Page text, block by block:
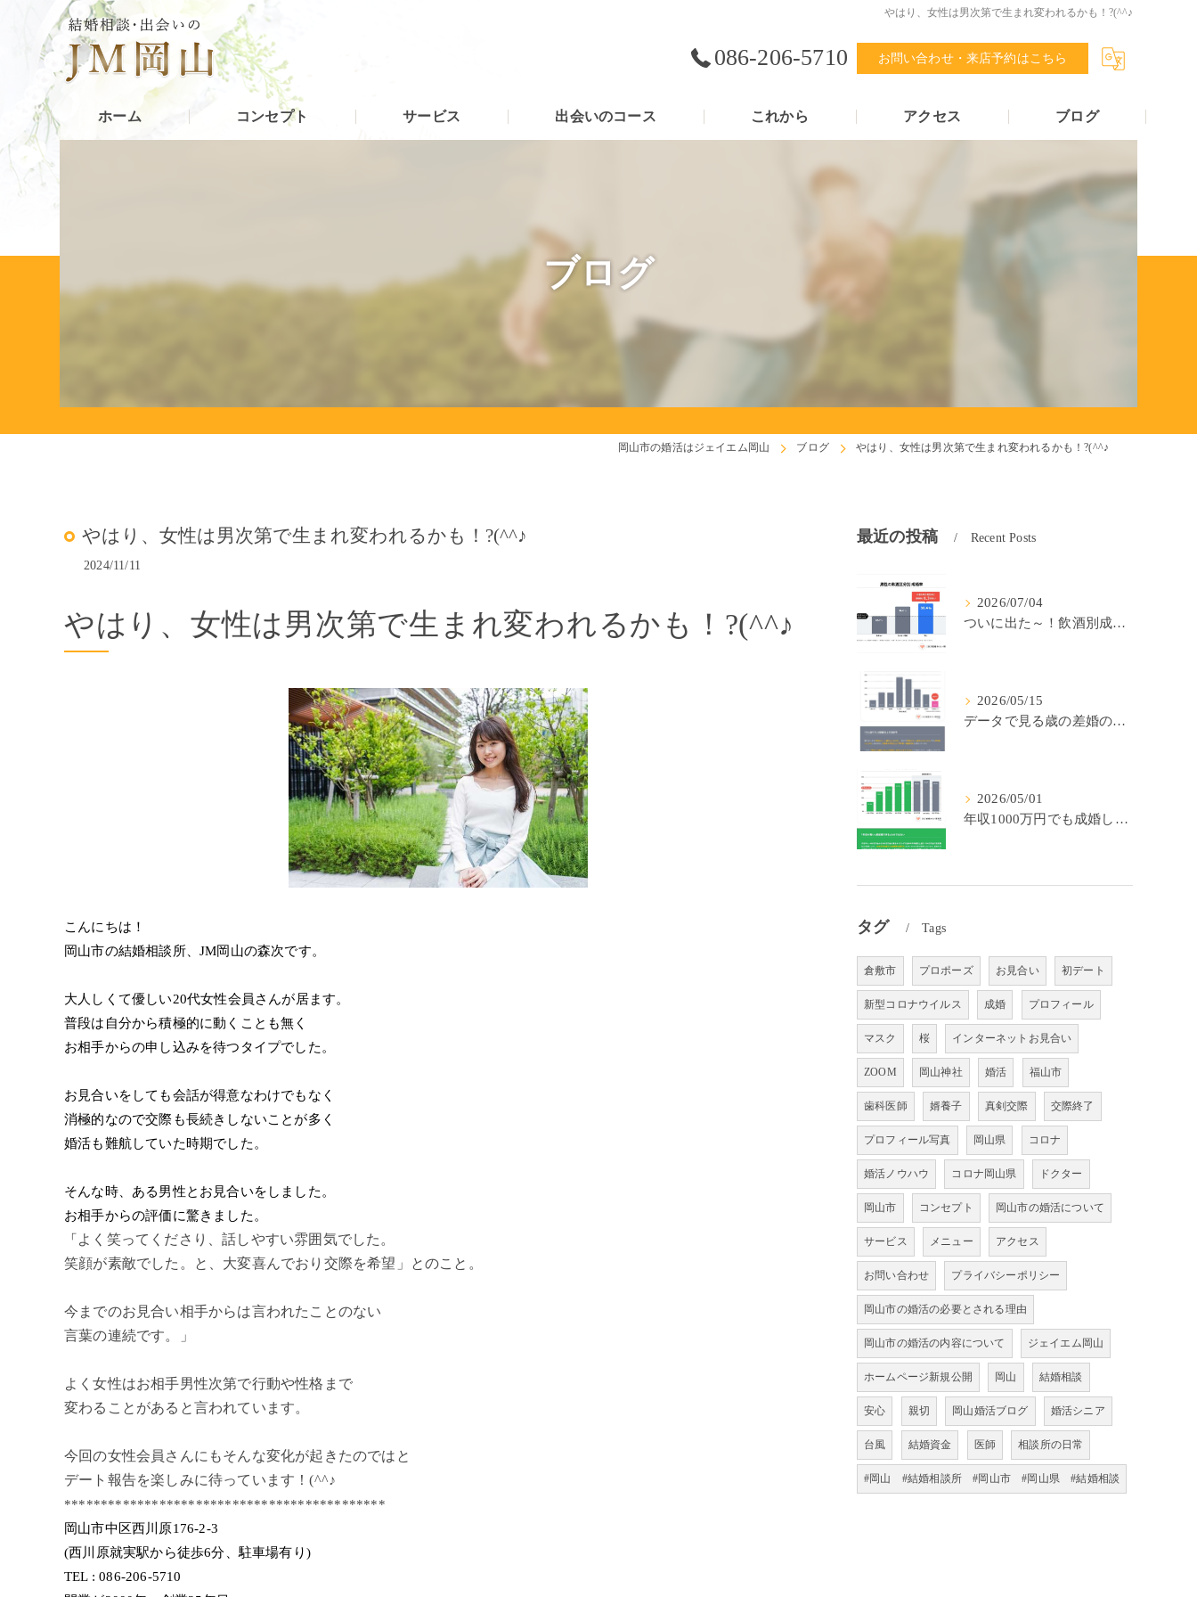
やはり、女性は男次第で生まれ変われるかも！?(^^♪
086-206-5710 お問い合わせ・来店予約はこちら
ホーム コンセプト サービス 出会いのコース これから アクセス ブログ
ブログ
岡山市の婚活はジェイエム岡山 ブログ やはり、女性は男次第で生まれ変われるかも！?(^^♪
やはり、女性は男次第で生まれ変われるかも！?(^^♪
2024/11/11
やはり、女性は男次第で生まれ変われるかも！?(^^♪
こんにちは！
岡山市の結婚相談所、JM岡山の森次です。
大人しくて優しい20代女性会員さんが居ます。
普段は自分から積極的に動くことも無く
お相手からの申し込みを待つタイプでした。
お見合いをしても会話が得意なわけでもなく
消極的なので交際も長続きしないことが多く
婚活も難航していた時期でした。
そんな時、ある男性とお見合いをしました。
お相手からの評価に驚きました。
「 よく笑ってくださり、話しやすい雰囲気でした。
笑顔が素敵でした。と、大変喜んでおり交際を希望」とのこと。
今までのお見合い相手からは言われたことのない
言葉の連続です。」
よく女性はお相手男性次第で行動や性格まで
変わることがあると言われています。
今回の女性会員さんにもそんな変化が起きたのではと
デート報告を楽しみに待っています！(^^♪
********************************************
岡山市中区西川原176-2-3
(西川原就実駅から徒歩6分、駐車場有り)
TEL : 086-206-5710
最近の投稿 Recent Posts
2026/07/04
ついに出た～！飲酒別成婚率(IBJ)！
2026/05/15
データで見る歳の差婚の確率の低さ。
2026/05/01
年収1000万円でも成婚しやすいとは限らない? 「年収帯別の成婚率」のリアル
タグ Tags
倉敷市 プロポーズ お見合い 初デート
新型コロナウイルス 成婚 プロフィール
マスク 桜 インターネットお見合い
ZOOM 岡山神社 婚活 福山市
歯科医師 婿養子 真剣交際 交際終了
プロフィール写真 岡山県 コロナ
婚活ノウハウ コロナ岡山県 ドクター
岡山市 コンセプト 岡山市の婚活について
サービス メニュー アクセス
お問い合わせ プライバシーポリシー
岡山市の婚活の必要とされる理由
岡山市の婚活の内容について ジェイエム岡山
ホームページ新規公開 岡山 結婚相談
安心 親切 岡山婚活ブログ 婚活シニア
台風 結婚資金 医師 相談所の日常
#岡山 #結婚相談所 #岡山市 #岡山県 #結婚相談